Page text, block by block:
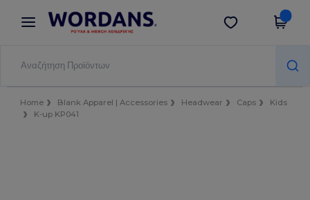
× Εφαρμογή Wordans
Καλύτερες τιμές στην εφαρμογή!
Λήψη app
Home Blank Apparel | Accessories Headwear Caps
Kids
K-up KP041